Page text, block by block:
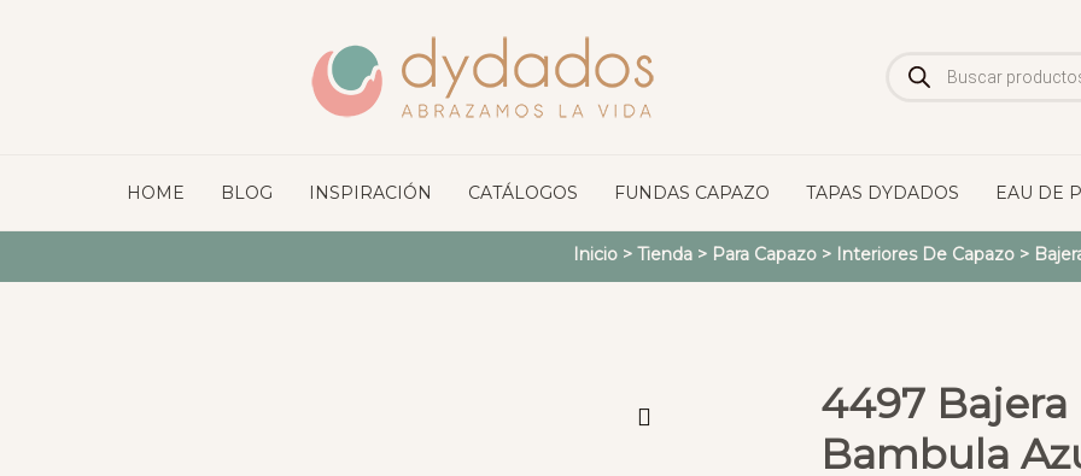
de
productos
HOME BLOG INSPIRACIÓN CATÁLOGOS FUNDAS CAPAZO TAPAS DYDADOS EAU DE
Inicio> Tienda> Para Capazo> Interiores De Capazo>
4497
Bambula